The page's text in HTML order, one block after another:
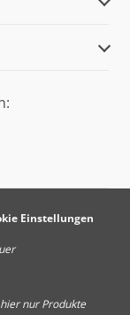
Einstellungen
nur Produkte